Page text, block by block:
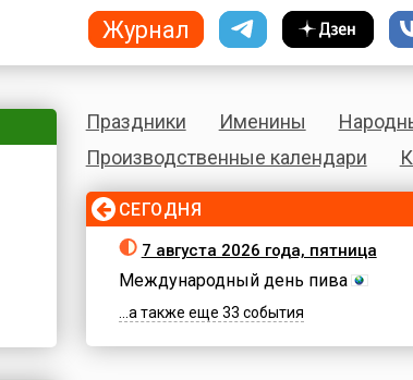
Праздники Именины
Производственные календари
СЕГОДНЯ
7 августа 2026 года, пятница
Международный день пива
...а также еще 33 события
Журнал